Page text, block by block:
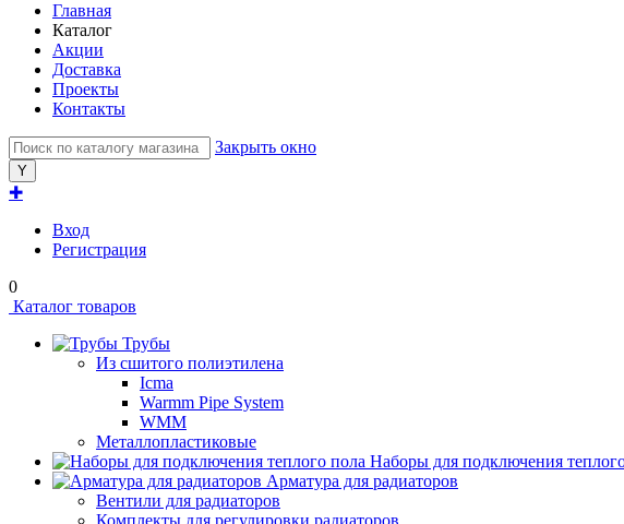
Главная
Каталог
Акции
Доставка
Проекты
Контакты
Закрыть окно
✚
Вход
Регистрация
0
Каталог товаров
Трубы
Из сшитого полиэтилена
Icma
Warmm Pipe System
WMM
Металлопластиковые
Наборы для подключения
Арматура для радиаторов
Вентили для радиаторов
Комплекты для регулировки радиаторов